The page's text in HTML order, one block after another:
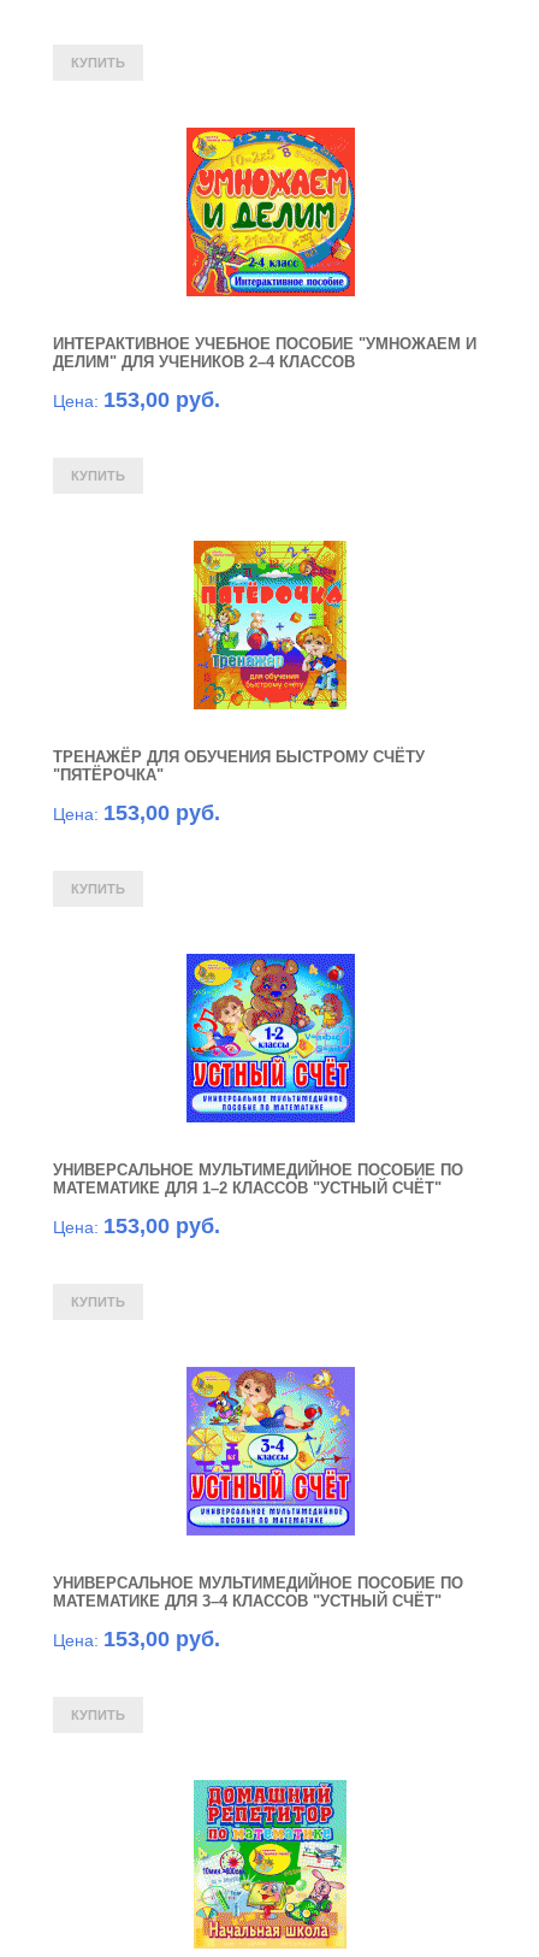
ИНТЕРАКТИВНОЕ УЧЕБНОЕ ПОСОБИЕ "УМНОЖАЕМ И
ДЕЛИМ" ДЛЯ УЧЕНИКОВ 2–4 КЛАССОВ
Цена: 153,00 руб.
ТРЕНАЖЁР ДЛЯ ОБУЧЕНИЯ БЫСТРОМУ СЧЁТУ
"ПЯТЁРОЧКА"
Цена: 153,00 руб.
УНИВЕРСАЛЬНОЕ МУЛЬТИМЕДИЙНОЕ ПОСОБИЕ ПО
МАТЕМАТИКЕ ДЛЯ 1–2 КЛАССОВ "УСТНЫЙ СЧЁТ"
Цена: 153,00 руб.
УНИВЕРСАЛЬНОЕ МУЛЬТИМЕДИЙНОЕ ПОСОБИЕ ПО
МАТЕМАТИКЕ ДЛЯ 3–4 КЛАССОВ "УСТНЫЙ СЧЁТ"
Цена: 153,00 руб.